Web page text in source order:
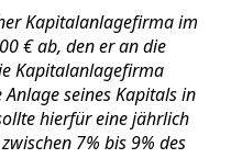
Kapitalanlagefirma im
€ ab, den er an die
Kapitalanlagefirma
seines Kapitals in
hierfür eine jährlich
7% bis 9% des